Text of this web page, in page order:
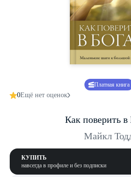
Платная книга
0Ещё нет оценок
Как поверить в
Майкл
КУПИТЬ
навсегда в профиле и без подписки